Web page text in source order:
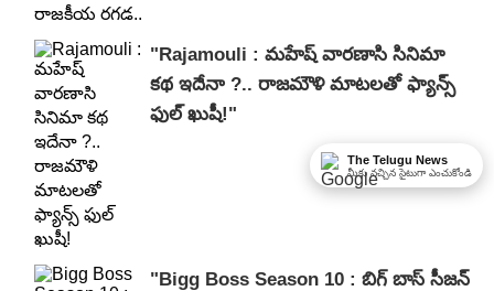
"Rajamouli : మహేష్ వారణాసి సినిమా
కథ ఇదేనా ?.. రాజమౌళి మాటలతో ఫ్యాన్స్
ఫుల్ ఖుషీ!"
"Bigg Boss Season 10 : బిగ్ బాస్ సీజన్
The Telugu News
మీకు నచ్చిన సైటుగా ఎంచుకోండి